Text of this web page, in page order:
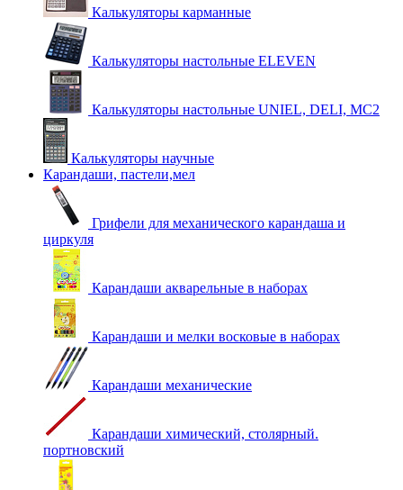
Калькуляторы карманные
Калькуляторы настольные ELEVEN
Калькуляторы настольные UNIEL, DELI, MC2
Калькуляторы научные
Карандаши, пастели,мел
Грифели для механического карандаша и
циркуля
Карандаши акварельные в наборах
Карандаши и мелки восковые в наборах
Карандаши механические
Карандаши химический, столярный.
портновский